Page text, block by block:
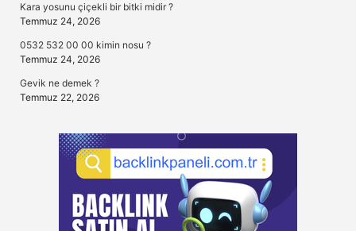
Kara yosunu çiçekli bir bitki midir ?
Temmuz 24, 2026
0532 532 00 00 kimin nosu ?
Temmuz 24, 2026
Gevik ne demek ?
Temmuz 22, 2026